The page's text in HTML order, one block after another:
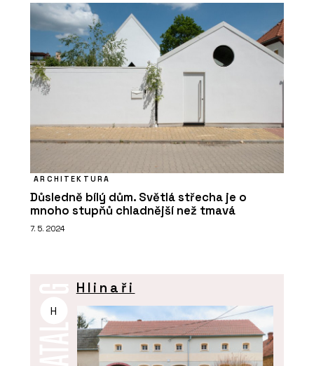
ARCHITEKTURA
Důsledně bílý dům. Světlá střecha je o
mnoho stupňů chladnější než tmavá
7. 5. 2024
H
Hlinaři